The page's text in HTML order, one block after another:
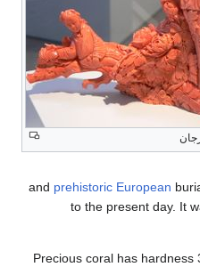
and prehistoric European
to the present day. It
Precious coral has hardness